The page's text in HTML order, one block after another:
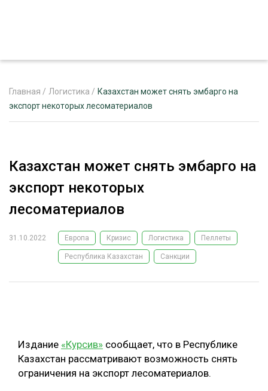
РЕКЛАМОДАТЕЛЯМ
ЛЕСНОЕ ХОЗЯЙСТВО
ЛЕСОЗАГОТОВКА
ОБРАБОТКА ДРЕВЕСИНЫ
ЛЕСОВОССТАНОВЛЕНИЕ И ЗАЩИТА
ЛОГИСТИКА
ТЕМАТИЧЕСКИЕ ПРОЕКТЫ
ЭКСПЕРТНОЕ МНЕНИЕ
Главная / Логистика / Казахстан может снять эмбарго на
экспорт некоторых лесоматериалов
Казахстан может снять эмбарго на
экспорт некоторых
лесоматериалов
31.10.2022 Европа Кризис Логистика Пеллеты
Республика Казахстан Санкции
Издание «Курсив» сообщает, что в Республике
Казахстан рассматривают возможность снять
ограничения на экспорт лесоматериалов.